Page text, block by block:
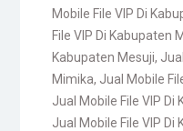
Mobile File VIP Di
File VIP Di Kabupaten
Kabupaten Mesuji,
Mimika, Jual Mobile
Jual Mobile File VIP
Jual Mobile File VIP Di